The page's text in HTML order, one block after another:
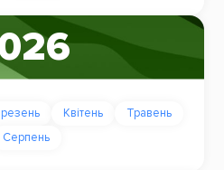
Квітень
Травень
Серпень